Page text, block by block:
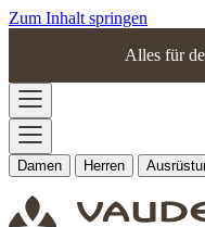
Zum Inhalt springen
Alles für
Damen Herren